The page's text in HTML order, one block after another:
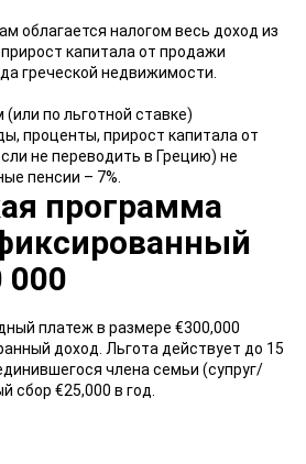
облагается налогом весь доход из
капитала от продажи
греческой недвижимости.
по льготной ставке)
проценты, прирост капитала от
не переводить в Грецию) не
пенсии – 7%.
программа
000
платеж в размере €300,000
доход. Льгота действует до 15
члена семьи (супруг/
сбор €25,000 в год.